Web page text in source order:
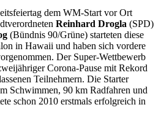
dem WM-Start vor Ort
Reinhard Drogla (SPD)
(Bündnis 90/Grüne) starteten diese
in Hawaii und haben sich vordere
Der Super-Wettbewerb
Corona-Pause mit Rekord
Teilnehmern. Die Starter
Schwimmen, 90 km Radfahren und
schon 2010 erstmals erfolgreich in